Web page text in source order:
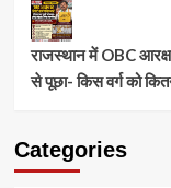
राजस्थान में OBC
से पूछा- किस वर्ग को
Categories